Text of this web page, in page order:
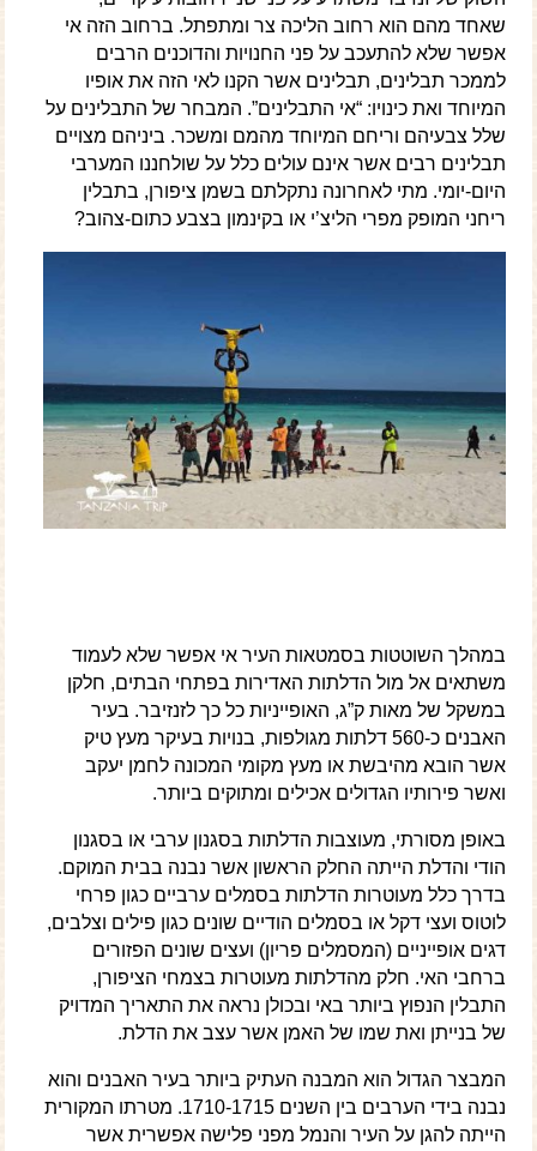
שאחד מהם הוא רחוב הליכה צר ומתפתל. ברחוב הזה אי
אפשר שלא להתעכב על פני החנויות והדוכנים הרבים
לממכר תבלינים, תבלינים אשר הקנו לאי הזה את אופיו
המיוחד ואת כינויו: “אי התבלינים”. המבחר של התבלינים על
שלל צבעיהם וריחם המיוחד מהמם ומשכר. ביניהם מצויים
תבלינים רבים אשר אינם עולים כלל על שולחננו המערבי
היום-יומי. מתי לאחרונה נתקלתם בשמן ציפורן, בתבלין
ריחני המופק מפרי הליצ’י או בקינמון בצבע כתום-צהוב?
במהלך השוטטות בסמטאות העיר אי אפשר שלא לעמוד
משתאים אל מול הדלתות האדירות בפתחי הבתים, חלקן
במשקל של מאות ק”ג, האופייניות כל כך לזנזיבר. בעיר
האבנים כ-560 דלתות מגולפות, בנויות בעיקר מעץ טיק
אשר הובא מהיבשת או מעץ מקומי המכונה לחמן יעקב
ואשר פירותיו הגדולים אכילים ומתוקים ביותר.
באופן מסורתי, מעוצבות הדלתות בסגנון ערבי או בסגנון
הודי והדלת הייתה החלק הראשון אשר נבנה בבית המוקם.
בדרך כלל מעוטרות הדלתות בסמלים ערביים כגון פרחי
לוטוס ועצי דקל או בסמלים הודיים שונים כגון פילים וצלבים,
דגים אופייניים (המסמלים פריון) ועצים שונים הפזורים
ברחבי האי. חלק מהדלתות מעוטרות בצמחי הציפורן,
התבלין הנפוץ ביותר באי ובכולן נראה את התאריך המדויק
של בנייתן ואת שמו של האמן אשר עצב את הדלת.
המבצר הגדול הוא המבנה העתיק ביותר בעיר האבנים והוא
נבנה בידי הערבים בין השנים 1710-1715. מטרתו המקורית
הייתה להגן על העיר והנמל מפני פלישה אפשרית אשר